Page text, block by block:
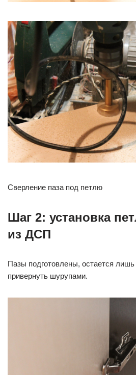
Сверление паза под петлю
Шаг 2: установка
из ДСП
Пазы подготовлены, остается лишь
привернуть шурупами.